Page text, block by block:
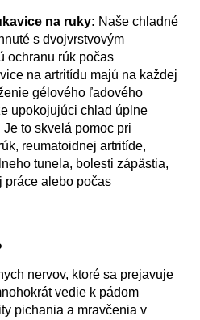
na ruky: Naše chladné
s dvojvrstvovým
ochranu rúk počas
na artritídu majú na každej
gélového ľadového
upokojujúci chlad úplne
to skvelá pomoc pri
reumatoidnej artritíde,
tunela, bolesti zápästia,
práce alebo počas
nervov, ktoré sa prejavuje
vedie k pádom
pichania a mravčenia v